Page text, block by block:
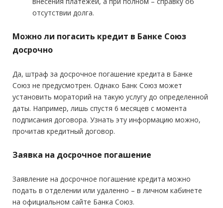
отсутствии долга.
Можно ли погасить кредит в Банке Союз
досрочно
Да, штраф за досрочное погашение кредита в Банке
Союз не предусмотрен. Однако Банк Союз может
установить мораторий на такую услугу до определенной
даты. Например, лишь спустя 6 месяцев с момента
подписания договора. Узнать эту информацию можно,
прочитав кредитный договор.
Заявка на досрочное погашение
Заявление на досрочное погашение кредита можно
подать в отделении или удаленно – в личном кабинете
на официальном сайте Банка Союз.